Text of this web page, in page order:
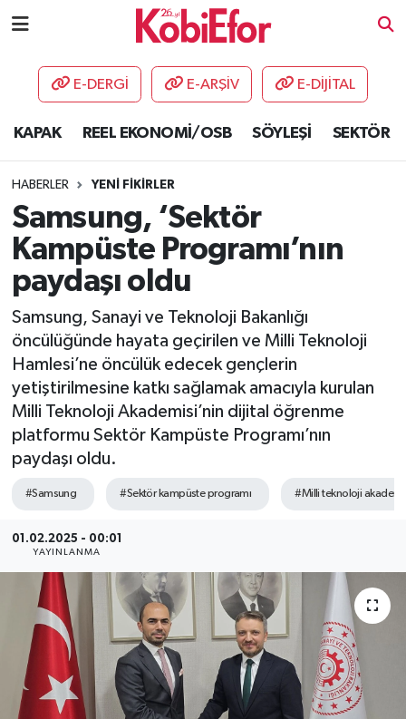
E-DERGİ E-ARŞİV E-DİJİTAL
KAPAK REEL EKONOMİ/OSB SÖYLEŞİ SEKTÖR
HABERLER YENİ FİKİRLER
Samsung, ‘Sektör
Kampüste Programı’nın
paydaşı oldu
Samsung, Sanayi ve Teknoloji Bakanlığı
öncülüğünde hayata geçirilen ve Milli Teknoloji
Hamlesi’ne öncülük edecek gençlerin
yetiştirilmesine katkı sağlamak amacıyla kurulan
Milli Teknoloji Akademisi’nin dijital öğrenme
platformu Sektör Kampüste Programı’nın
paydaşı oldu.
#Samsung #Sektör kampüste programı #Milli teknoloji
01.02.2025 - 00:01
YAYINLANMA
AKADEMİ
DESTEK-TEŞVİK
GÜNCEL
HABERLER
KAPAK
OSB
SEKTÖR
SÖYLEŞİ
ÜLKE
YAŞAM